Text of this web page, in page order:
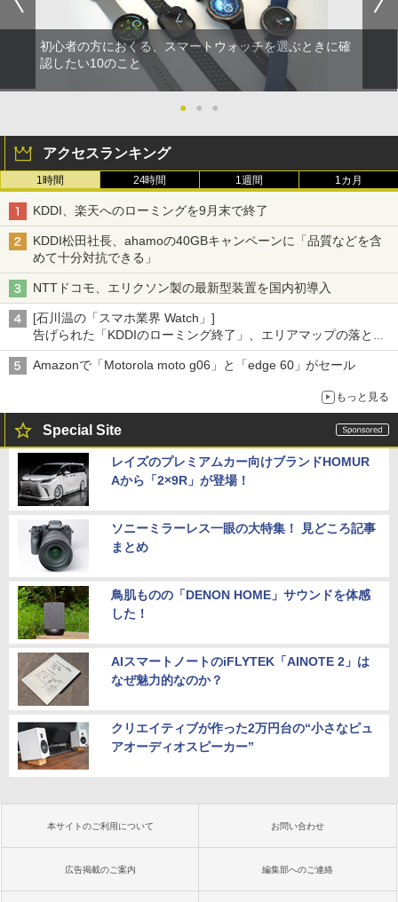
初心者の方におくる、スマートウォッチを選ぶときに確
認したい10のこと
● ● ●
アクセスランキング
1時間 24時間 1週間 1カ月
KDDI、楽天へのローミングを9月末で終了
KDDI松田社長、ahamoの40GBキャンペーンに「品質などを含
めて十分対抗できる」
NTTドコモ、エリクソン製の最新型装置を国内初導入
[石川温の「スマホ業界 Watch」]
告げられた「KDDIのローミング終了」、エリアマップの落とし
穴と楽天モバイルの課題
Amazonで「Motorola moto g06」と「edge 60」がセール
もっと見る
Special Site
レイズのプレミアムカー向けブランドHOMUR
Aから「2×9R」が登場！
ソニーミラーレス一眼の大特集！ 見どころ記事
まとめ
鳥肌ものの「DENON HOME」サウンドを体感
した！
AIスマートノートのiFLYTEK「AINOTE 2」は
なぜ魅力的なのか？
クリエイティブが作った2万円台の“小さなピュ
アオーディオスピーカー”
本サイトのご利用について お問い合わせ
広告掲載のご案内 編集部へのご連絡